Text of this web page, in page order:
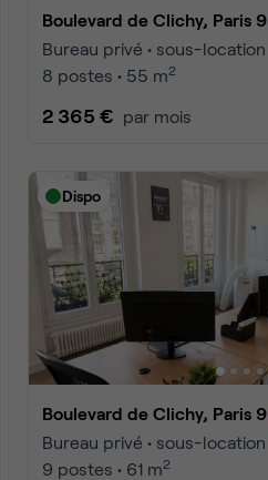
Boulevard de Clichy, Paris 9
Bureau privé • sous-location
8 postes • 55 m2
2 365 € par mois
Dispo
Boulevard de Clichy, Paris 9
Bureau privé • sous-location
9 postes • 61 m2